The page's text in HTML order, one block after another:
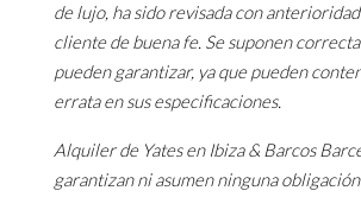
de lujo, ha sido revisada con
cliente de buena fe. Se suponen
pueden garantizar, ya que pueden
errata en sus especificaciones.
Alquiler de Yates en Ibiza & Barcos
garantizan ni asumen ninguna